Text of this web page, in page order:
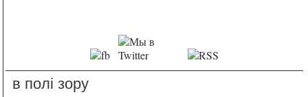
в полі зору